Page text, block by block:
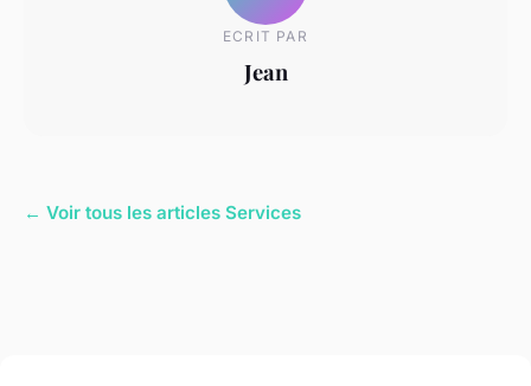
ECRIT PAR
Jean
← Voir tous les articles Services